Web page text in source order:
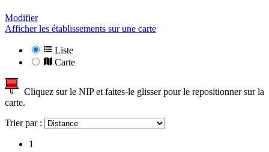
Modifier
Afficher les établissements sur une carte
Liste
Carte
Cliquez sur le NIP et faites-le glisser pour le repositionner sur la
carte.
Trier par :
1